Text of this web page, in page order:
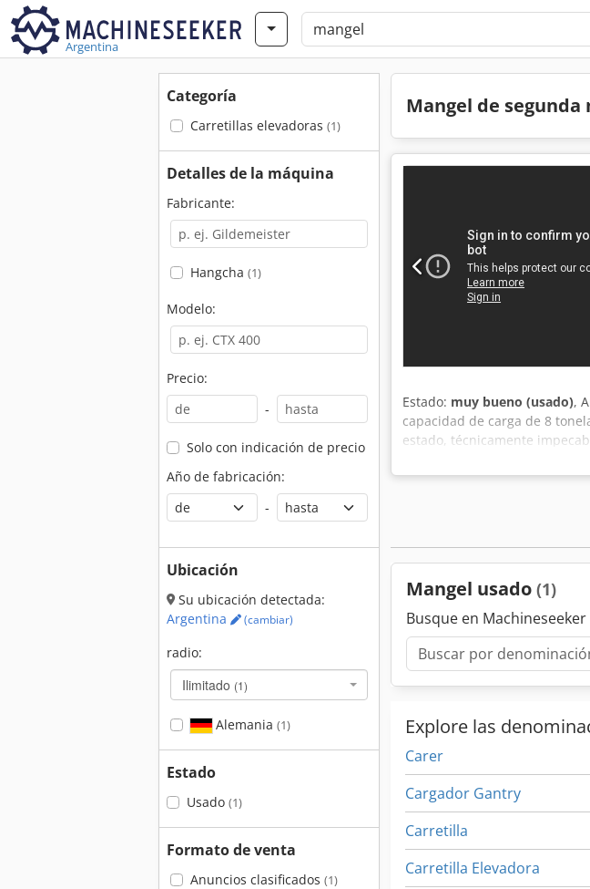
Argentina
Categoría
Carretillas elevadoras (1)
Detalles de la máquina
Fabricante:
Hangcha (1)
Modelo:
Precio:
-
Solo con indicación de precio
Año de fabricación:
-
Ubicación
Su ubicación detectada:
Argentina
(cambiar)
radio:
Ilimitado (1)
Alemania (1)
Estado
Usado (1)
Formato de venta
Anuncios clasificados (1)
Mangel de segunda
Estado: muy bueno (usado),
capacidad de carga de 8
estado, técnicamente
fabricación 2007. Motor
-10°C. Servicio recién hecho,
m, longitud de horquillas 1,8
etc. Con cabina, aire
Mangel usado (1)
Busque en
Explore las
Carer
Cargador Gantry
Carretilla
Carretilla Elevadora